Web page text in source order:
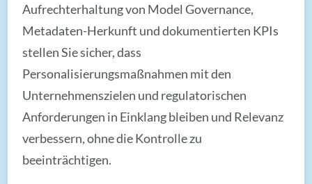
Aufrechterhaltung von Model Governance,
Metadaten-Herkunft und dokumentierten KPIs
stellen Sie sicher, dass
Personalisierungsmaßnahmen mit den
Unternehmenszielen und regulatorischen
Anforderungen in Einklang bleiben und Relevanz
verbessern, ohne die Kontrolle zu
beeinträchtigen.